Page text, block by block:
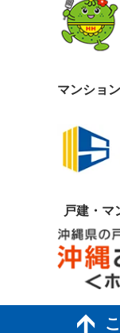
マンショ
戸建・マ